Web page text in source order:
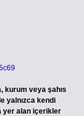
kurum veya şahıs
yalnızca kendi
yer alan içerikler